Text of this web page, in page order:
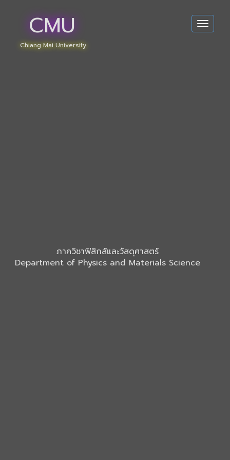
Toggle
CMU
Chiang Mai University
ภาควิชาฟิสิกส์และวัสดุศาสตร์
Department of Physics and Materials Science